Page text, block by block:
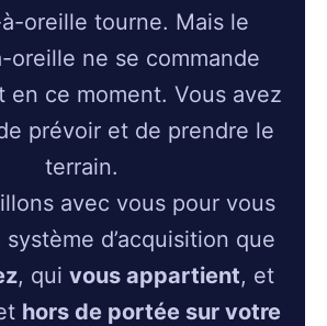
oreille tourne. Mais le
oreille ne se commande
en ce moment. Vous avez
prévoir et de prendre le
terrain.
avec vous pour vous
d’acquisition que
, qui vous appartient, et
hors de portée sur votre